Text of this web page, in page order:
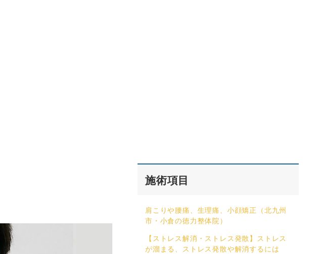
施術項目
肩こりや腰痛、生理痛、小顔矯正（北九州
市・小倉の徳力整体院）
【ストレス解消・ストレス発散】ストレス
が溜まる、ストレス発散や解消するには